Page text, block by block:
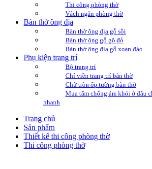
Thi công phòng thờ
Vách ngăn phòng thờ
Bàn thờ ông địa
Bàn thờ ông địa gỗ sồi
Bàn thờ ông gỗ gõ đỏ
Bàn thờ ông địa gỗ xoan đào
Phụ kiện trang trí
Bộ trang trí
Chỉ viền trang trí bàn thờ
Chữ tròn ốp tường bàn thờ
Mua tấm chống ám khói ở đâu
nhanh
Trang chủ
Sản phẩm
Thiết kế thi công phòng thờ
Thi công phòng thờ